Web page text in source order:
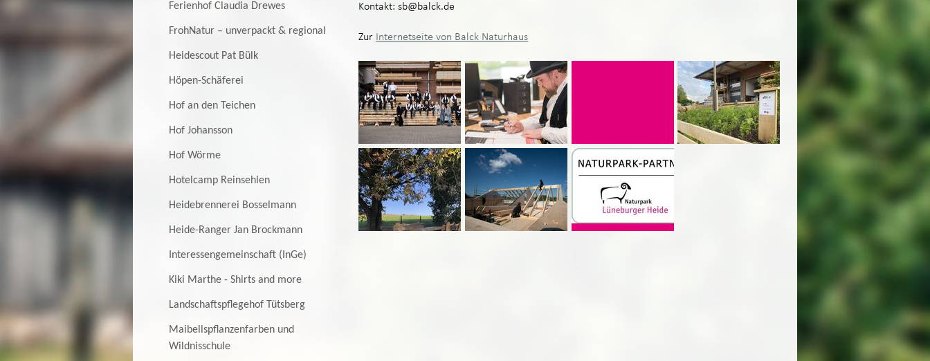
Ferienhof Claudia Drewes
FrohNatur – unverpackt & regional
Heidescout Pat Bülk
Höpen-Schäferei
Hof an den Teichen
Hof Johansson
Hof Wörme
Hotelcamp Reinsehlen
Heidebrennerei Bosselmann
Heide-Ranger Jan Brockmann
Interessengemeinschaft (InGe)
Kiki Marthe - Shirts and more
Landschaftspflegehof Tütsberg
Maibellspflanzenfarben und
Wildnisschule
Kontakt: sb@balck.de
Zur Internetseite von Balck Naturhaus